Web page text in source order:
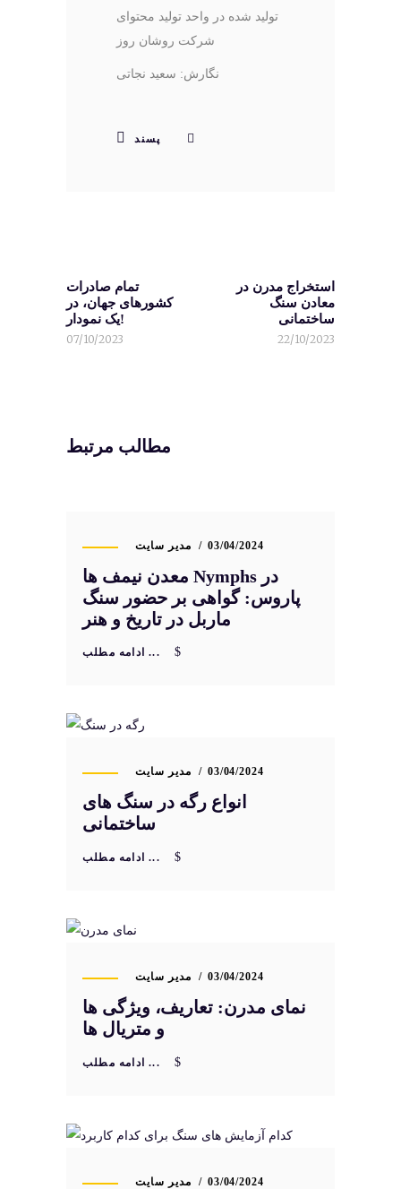
تولید شده در واحد تولید محتوای
شرکت روشان روز
نگارش: سعید نجاتی
پسند
تمام صادرات
کشورهای جهان، در
یک نمودار!
07/10/2023
استخراج مدرن در
معادن سنگ
ساختمانی
22/10/2023
مطالب مرتبط
مدیر سایت 03/04/2024
معدن نیمف ها Nymphs در
پاروس: گواهی بر حضور سنگ
ماربل در تاریخ و هنر
ادامه مطلب ...
مدیر سایت 03/04/2024
انواع رگه در سنگ های
ساختمانی
ادامه مطلب ...
مدیر سایت 03/04/2024
نمای مدرن: تعاریف، ویژگی ها
و متریال ها
ادامه مطلب ...
مدیر سایت 03/04/2024